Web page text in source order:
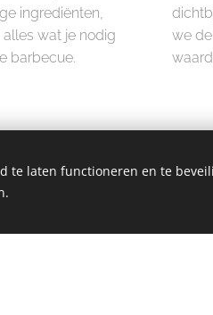
ingrediënten,
wat je nodig
barbecue.
we
te laten functioneren en te